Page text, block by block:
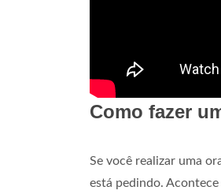
Como fazer
Se você realizar uma
está pedindo.